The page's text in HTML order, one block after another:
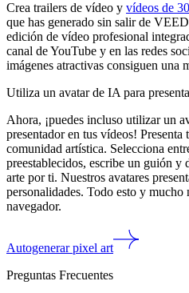
Crea trailers de vídeo y vídeos de
que has generado sin salir de
edición de vídeo profesional
canal de YouTube y en las redes
imágenes atractivas consiguen una
Utiliza un avatar de IA para
Ahora, ¡puedes incluso utilizar un
presentador en tus vídeos! Presenta
comunidad artística. Selecciona
preestablecidos, escribe un guión y
arte por ti. Nuestros avatares
personalidades. Todo esto y mucho
navegador.
Autogenerar pixel art
Preguntas Frecuentes